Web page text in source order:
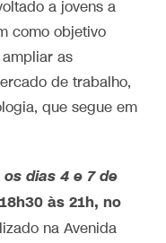
a jovens a
como objetivo
as
de trabalho,
que segue em
dias 4 e 7 de
às 21h, no
na Avenida